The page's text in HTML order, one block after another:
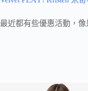
最近都有些優惠活動，